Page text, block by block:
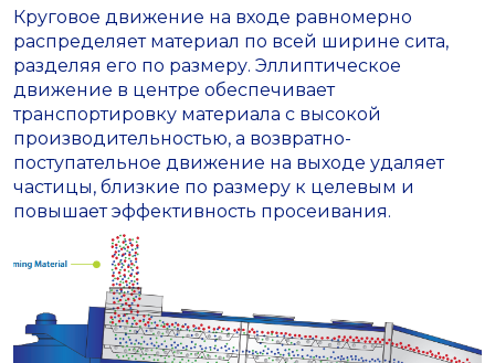
Круговое движение на входе равномерно
распределяет материал по всей ширине сита,
разделяя его по размеру. Эллиптическое
движение в центре обеспечивает
транспортировку материала с высокой
производительностью, а возвратно-
поступательное движение на выходе удаляет
частицы, близкие по размеру к целевым и
повышает эффективность просеивания.